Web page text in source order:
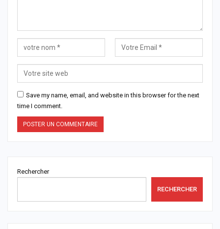
Save my name, email, and website in this browser for the next
time I comment.
Rechercher
RECHERCHER